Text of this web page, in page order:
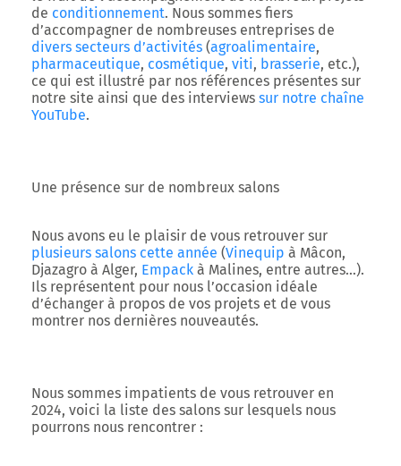
de conditionnement. Nous sommes fiers
d’accompagner de nombreuses entreprises de
divers secteurs d’activités (agroalimentaire,
pharmaceutique, cosmétique, viti, brasserie, etc.),
ce qui est illustré par nos références présentes sur
notre site ainsi que des interviews sur notre chaîne
YouTube.
Une présence sur de nombreux salons
Nous avons eu le plaisir de vous retrouver sur
plusieurs salons cette année (Vinequip à Mâcon,
Djazagro à Alger, Empack à Malines, entre autres…).
Ils représentent pour nous l’occasion idéale
d’échanger à propos de vos projets et de vous
montrer nos dernières nouveautés.
Nous sommes impatients de vous retrouver en
2024, voici la liste des salons sur lesquels nous
pourrons nous rencontrer :